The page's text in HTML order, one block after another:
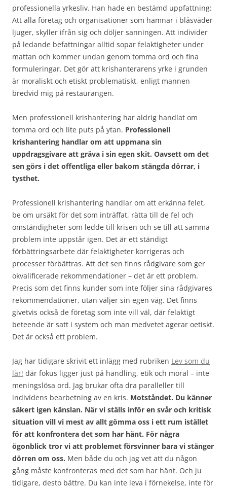
professionella yrkesliv. Han hade en bestämd uppfattning:
Att alla företag och organisationer som hamnar i blåsväder
ljuger, skyller ifrån sig och döljer sanningen. Att individer
på ledande befattningar alltid sopar felaktigheter under
mattan och kommer undan genom tomma ord och fina
formuleringar. Det gör att krishanterarens yrke i grunden
är moraliskt och etiskt problematiskt, enligt mannen
bredvid mig på restaurangen.
Men professionell krishantering har aldrig handlat om
tomma ord och lite puts på ytan. Professionell
krishantering handlar om att uppmana sin
uppdragsgivare att gräva i sin egen skit. Oavsett om det
sen görs i det offentliga eller bakom stängda dörrar, i
tysthet.
Professionell krishantering handlar om att erkänna felet,
be om ursäkt för det som inträffat, rätta till de fel och
omständigheter som ledde till krisen och se till att samma
problem inte uppstår igen. Det är ett ständigt
förbättringsarbete där felaktigheter korrigeras och
processer förbättras. Att det sen finns rådgivare som ger
okvalificerade rekommendationer – det är ett problem.
Precis som det finns kunder som inte följer sina rådgivares
rekommendationer, utan väljer sin egen väg. Det finns
givetvis också de företag som inte vill väl, där felaktigt
beteende är satt i system och man medvetet agerar oetiskt.
Det är också ett problem.
Jag har tidigare skrivit ett inlägg med rubriken Lev som du
lär! där fokus ligger just på handling, etik och moral – inte
meningslösa ord. Jag brukar ofta dra paralleller till
individens bearbetning av en kris. Motståndet. Du känner
säkert igen känslan. När vi ställs inför en svår och kritisk
situation vill vi mest av allt gömma oss i ett rum istället
för att konfrontera det som har hänt. För några
ögonblick tror vi att problemet försvinner bara vi stänger
dörren om oss. Men både du och jag vet att du någon
gång måste konfronteras med det som har hänt. Och ju
tidigare, desto bättre. Du kan inte leva i förnekelse, inte för